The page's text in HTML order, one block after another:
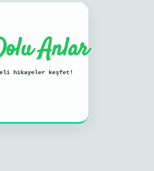
Anlar
hikayeler keşfet!